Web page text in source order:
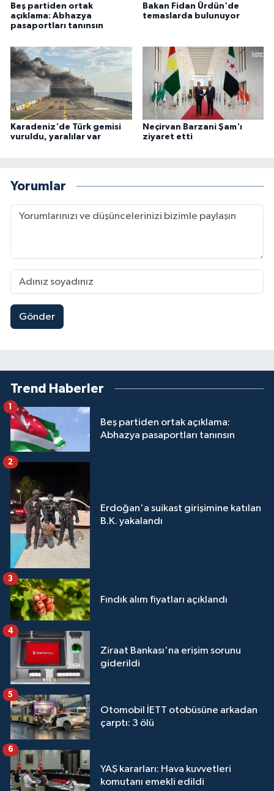
Beş partiden ortak
açıklama: Abhazya
pasaportları tanınsın
Bakan Fidan Ürdün'de
temaslarda bulunuyor
Karadeniz'de Türk gemisi
vuruldu, yaralılar var
Neçirvan Barzani Şam'ı
ziyaret etti
Yorumlar
Gönder
Trend Haberler
Beş partiden ortak açıklama:
Abhazya pasaportları tanınsın
1
Erdoğan'a suikast girişimine katılan
B.K. yakalandı
2
Fındık alım fiyatları açıklandı
3
Ziraat Bankası'na erişim sorunu
giderildi
4
Otomobil İETT otobüsüne arkadan
çarptı: 3 ölü
5
YAŞ kararları: Hava kuvvetleri
komutanı emekli edildi
6